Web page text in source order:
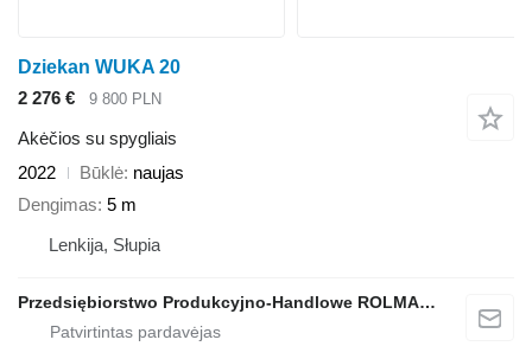
Dziekan WUKA 20
2 276 €
9 800 PLN
Akėčios su spygliais
2022
Būklė naujas
Dengimas 5 m
Lenkija, Słupia
Przedsiębiorstwo Produkcyjno-Handlowe ROLMAPOL Marcin Dziekan